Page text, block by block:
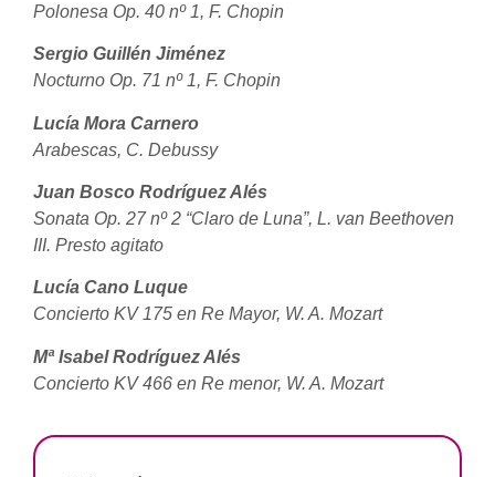
Polonesa Op. 40 nº 1, F. Chopin
Sergio Guillén Jiménez
Nocturno Op. 71 nº 1, F. Chopin
Lucía Mora Carnero
Arabescas, C. Debussy
Juan Bosco Rodríguez Alés
Sonata Op. 27 nº 2 “Claro de Luna”, L. van Beethoven
III. Presto agitato
Lucía Cano Luque
Concierto KV 175 en Re Mayor, W. A. Mozart
Mª Isabel Rodríguez Alés
Concierto KV 466 en Re menor, W. A. Mozart